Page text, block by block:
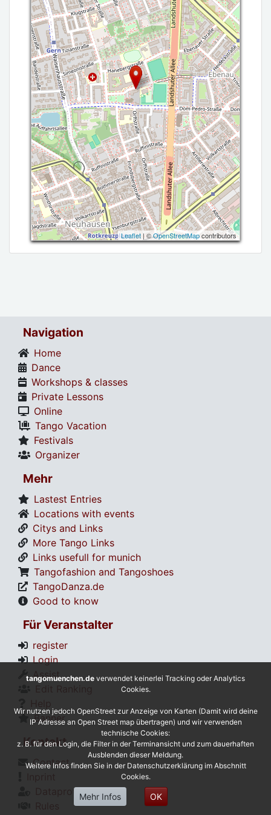
Leaflet | ©OpenStreetMapcontributors
Navigation
Home
Dance
Workshops & classes
Private Lessons
Online
Tango Vacation
Festivals
Organizer
Mehr
Lastest Entries
Locations with events
Citys and Links
More Tango Links
Links usefull for munich
Tangofashion and Tangoshoes
TangoDanza.de
Good to know
Für Veranstalter
register
Login
Assist
Banner
Kontakt
Contact
Dataprotection
tangomuenchen.de verwendet keinerlei Tracking oder Analytics
Cookies.
Wir nutzen jedoch OpenStreet zur Anzeige von Karten (Damit wird deine
IP Adresse an Open Street map übertragen) und wir verwenden
technische Cookies:
z. B. für den Login, die Filter in der Terminansicht und zum dauerhaften
Ausblenden dieser Meldung.
Weitere Infos finden Sie in der Datenschutzerklärung im Abschnitt
Cookies.
Mehr Infos OK